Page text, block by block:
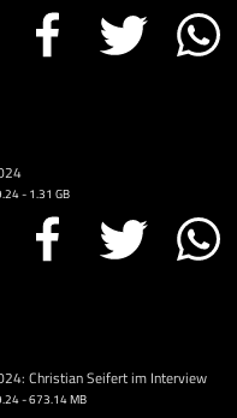
- 1.31 GB
Christian Seifert im Interview
- 673.14 MB